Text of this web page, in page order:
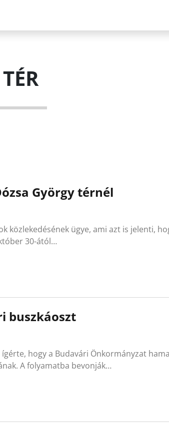
György térnél
közlekedésének ügye, ami azt is jelenti,
30-ától…
buszkáoszt
hogy a Budavári Önkormányzat
A folyamatba bevonják…